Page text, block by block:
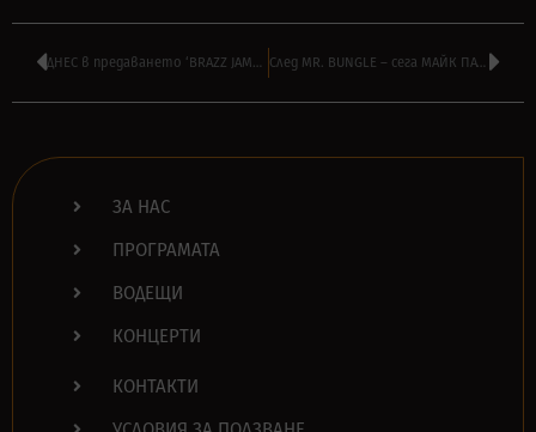
ДНЕС в предаването ‘BRAZZ JAMBOREE’ на ВИЛИ СТОЯНОВ от 14:00 След MR. BUNGLE – сега МАЙК ПАТЪН възроди и TOMAHAWK – чуйте парчето
ЗА НАС
ПРОГРАМАТА
ВОДЕЩИ
КОНЦЕРТИ
КОНТАКТИ